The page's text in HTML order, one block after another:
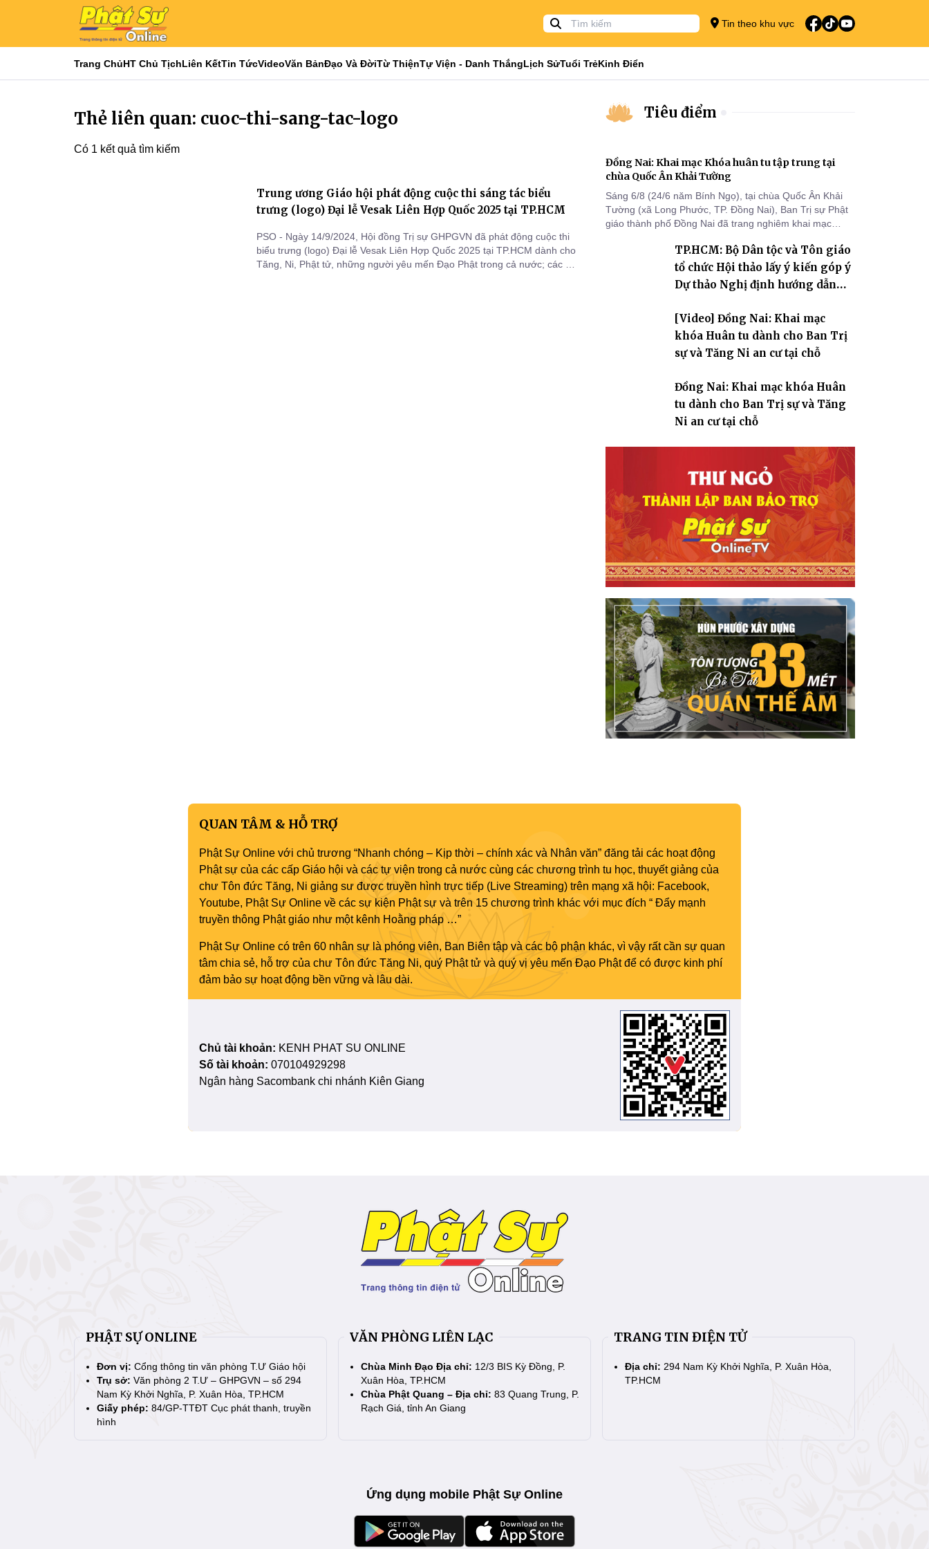
Tin theo khu vực
Trang ChủHT Chủ TịchLiên KếtTin TứcVideoVăn BảnĐạo Và ĐờiTừ ThiệnTự Viện - Danh ThắngLịch SửTuổi TrẻKinh Điển
Thẻ liên quan: cuoc-thi-sang-tac-logo
Có 1 kết quả tìm kiếm
Trung ương Giáo hội phát động cuộc thi sáng tác biểu
trưng (logo) Đại lễ Vesak Liên Hợp Quốc 2025 tại TP.HCM
PSO - Ngày 14/9/2024, Hội đồng Trị sự GHPGVN đã phát động cuộc thi
biểu trưng (logo) Đại lễ Vesak Liên Hợp Quốc 2025 tại TP.HCM dành cho
Tăng, Ni, Phật tử, những người yêu mến Đạo Phật trong cả nước; các tổ
Tiêu điểm
Đồng Nai: Khai mạc Khóa huân tu tập trung tại
chùa Quốc Ân Khải Tường
Sáng 6/8 (24/6 năm Bính Ngọ), tại chùa Quốc Ân Khải
Tường (xã Long Phước, TP. Đồng Nai), Ban Trị sự Phật
giáo thành phố Đồng Nai đã trang nghiêm khai mạc
2570 dành cho chư Tăng hành giả an cư tại chỗ khu vực
VII, VIII và trường hạ chùa Quốc Ân Khải Tường.
TP.HCM: Bộ Dân tộc và Tôn giáo
tổ chức Hội thảo lấy ý kiến góp ý
Dự thảo Nghị định hướng dẫn
giáo
[Video] Đồng Nai: Khai mạc
khóa Huân tu dành cho Ban Trị
sự và Tăng Ni an cư tại chỗ
Đồng Nai: Khai mạc khóa Huân
tu dành cho Ban Trị sự và Tăng
Ni an cư tại chỗ
QUAN TÂM & HỖ TRỢ
Phật Sự Online với chủ trương “Nhanh chóng – Kịp thời – chính xác và Nhân văn” đăng tải các hoạt động
Phật sự của các cấp Giáo hội và các tự viện trong cả nước cùng các chương trình tu học, thuyết giảng của
chư Tôn đức Tăng, Ni giảng sư được truyền hình trực tiếp (Live Streaming) trên mạng xã hội: Facebook,
Youtube, Phật Sự Online về các sự kiện Phật sự và trên 15 chương trình khác với mục đích “ Đẩy mạnh
truyền thông Phật giáo như một kênh Hoằng pháp …”
Phật Sự Online có trên 60 nhân sự là phóng viên, Ban Biên tập và các bộ phận khác, vì vậy rất cần sự quan
tâm chia sẻ, hỗ trợ của chư Tôn đức Tăng Ni, quý Phật tử và quý vị yêu mến Đạo Phật để có được kinh phí
đảm bảo sự hoạt động bền vững và lâu dài.
Chủ tài khoản: KENH PHAT SU ONLINE
Số tài khoản: 070104929298
Ngân hàng Sacombank chi nhánh Kiên Giang
PHẬT SỰ ONLINE
Đơn vị: Cổng thông tin văn phòng T.Ư Giáo hội
Trụ sở: Văn phòng 2 T.Ư – GHPGVN – số 294
Nam Kỳ Khởi Nghĩa, P. Xuân Hòa, TP.HCM
Giấy phép: 84/GP-TTĐT Cục phát thanh, truyền
hình
VĂN PHÒNG LIÊN LẠC
Chùa Minh Đạo Địa chỉ: 12/3 BIS Kỳ Đồng, P.
Xuân Hòa, TP.HCM
Chùa Phật Quang – Địa chỉ: 83 Quang Trung, P.
Rạch Giá, tỉnh An Giang
TRANG TIN ĐIỆN TỬ
Địa chỉ: 294 Nam Kỳ Khởi Nghĩa, P. Xuân Hòa,
TP.HCM
Ứng dụng mobile Phật Sự Online